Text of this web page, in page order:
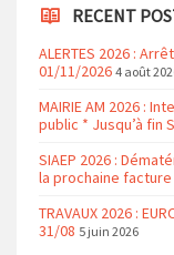
RECENT
ALERTES 2026 :
01/11/2026 4 août
MAIRIE AM 2026 :
public * Jusqu’à fin
SIAEP 2026 :
la prochaine facture
TRAVAUX 2026 :
31/08 5 juin 2026